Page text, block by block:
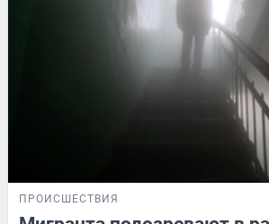
ПРОИСШЕСТВИЯ